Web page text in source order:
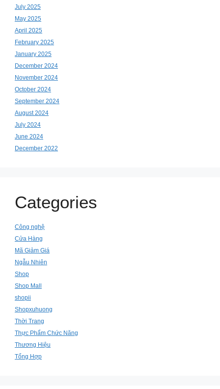
July 2025
May 2025
April 2025
February 2025
January 2025
December 2024
November 2024
October 2024
September 2024
August 2024
July 2024
June 2024
December 2022
Categories
Công nghệ
Cửa Hàng
Mã Giảm Giá
Ngẫu Nhiên
Shop
Shop Mall
shopii
Shopxuhuong
Thời Trang
Thực Phẩm Chức Năng
Thương Hiệu
Tổng Hợp